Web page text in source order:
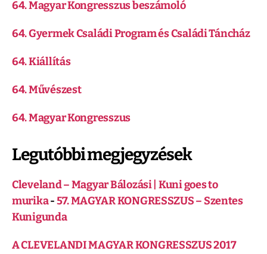
64. Magyar Kongresszus beszámoló
64. Gyermek Családi Program és Családi Táncház
64. Kiállítás
64. Művészest
64. Magyar Kongresszus
Legutóbbi megjegyzések
Cleveland – Magyar Bálozási | Kuni goes to
murika-57. MAGYAR KONGRESSZUS – Szentes
Kunigunda
A CLEVELANDI MAGYAR KONGRESSZUS 2017